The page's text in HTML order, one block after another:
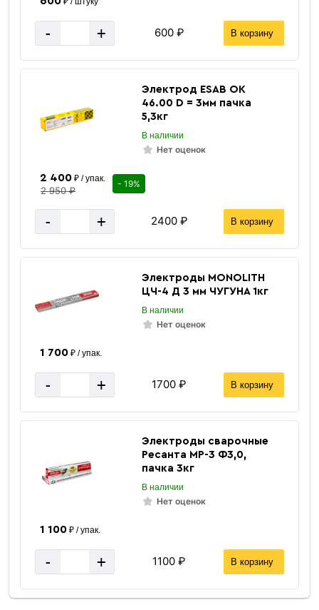
- + 600 ₽ В корзину
Электрод ESAB ОК
46.00 D = 3мм пачка
5,3кг
В наличии
Нет оценок
2 400₽ / упак.
2 950 ₽
- 19%
- + 2400 ₽ В корзину
Электроды MONOLITH
ЦЧ-4 Д 3 мм ЧУГУНА 1кг
В наличии
Нет оценок
1 700₽ / упак.
- + 1700 ₽ В корзину
Электроды сварочные
Ресанта МР-3 Ф3,0,
пачка 3кг
В наличии
Нет оценок
1 100₽ / упак.
- + 1100 ₽ В корзину